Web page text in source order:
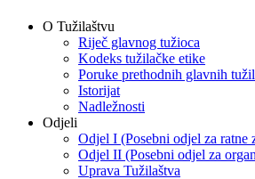
O Tužilaštvu
Riječ glavnog tužioca
Kodeks tužilačke etike
Poruke prethodnih glavnih
Istorijat
Nadležnosti
Odjeli
Odjel I (Posebni odjel za ratne
Odjel II (Posebni odjel za
Uprava Tužilaštva